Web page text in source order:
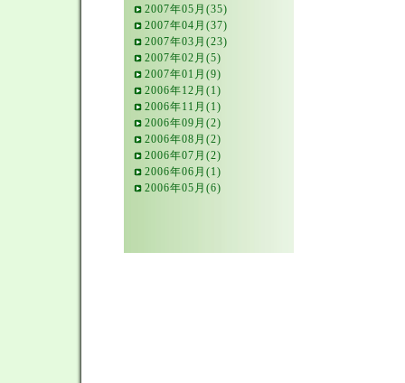
2007年05月(35)
2007年04月(37)
2007年03月(23)
2007年02月(5)
2007年01月(9)
2006年12月(1)
2006年11月(1)
2006年09月(2)
2006年08月(2)
2006年07月(2)
2006年06月(1)
2006年05月(6)